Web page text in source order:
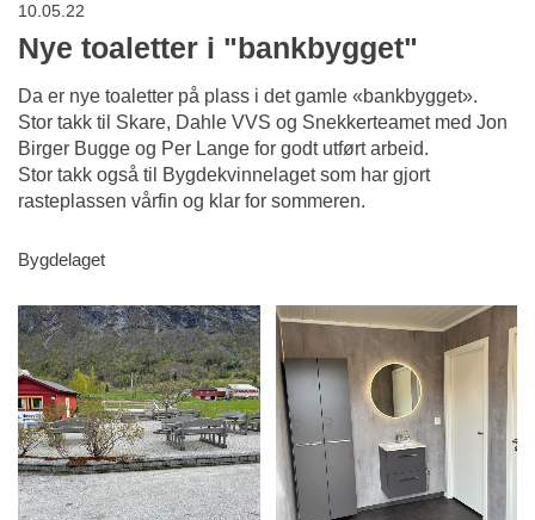
10.05.22
Nye toaletter i "bankbygget"
Da er nye toaletter på plass i det gamle «bankbygget».
Stor takk til Skare, Dahle VVS og Snekkerteamet med Jon
Birger Bugge og Per Lange for godt utført arbeid.
Stor takk også til Bygdekvinnelaget som har gjort
rasteplassen vårfin og klar for sommeren.
Bygdelaget